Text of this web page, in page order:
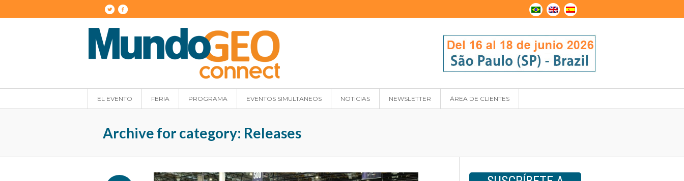
EL EVENTO FERIA PROGRAMA EVENTOS SIMULTANEOS NOTICIAS NEWSLETTER ÁREA DE CLIENTES
Archive for category: Releases